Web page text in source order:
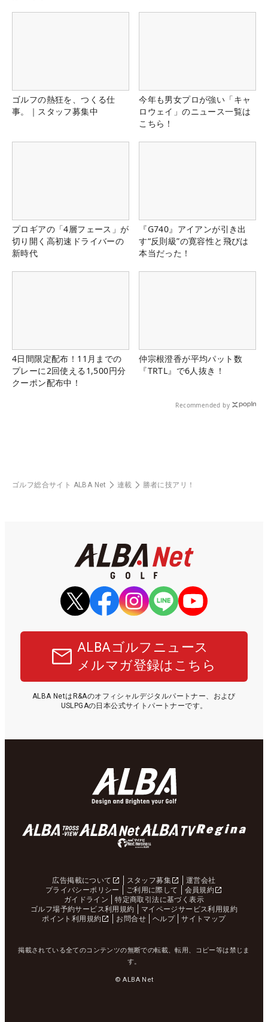
ゴルフの熱狂を、つくる仕
事。｜スタッフ募集中
今年も男女プロが強い「キャ
ロウェイ」のニュース一覧は
こちら！
プロギアの「4層フェース」が
切り開く高初速ドライバーの
新時代
『G740』アイアンが引き出
す“反則級”の寛容性と飛びは
本当だった！
4日間限定配布！11月までの
プレーに2回使える1,500円分
クーポン配布中！
仲宗根澄香が平均パット数
『TRTL』で6人抜き！
Recommended by
ゴルフ総合サイト ALBA Net 連載 勝者に技アリ！
ALBAゴルフニュース
メルマガ登録はこちら
ALBA NetはR&Aのオフィシャルデジタルパートナー、および
USLPGAの日本公式サイトパートナーです。
広告掲載について スタッフ募集
運営会社
プライバシーポリシー
ご利用に際して
会員規約
ガイドライン
特定商取引法に基づく表示
ゴルフ場予約サービス利用規約
マイページサービス利用規約
ポイント利用規約
お問合せ ヘルプ サイトマップ
掲載されている全てのコンテンツの無断での転載、転用、コピー等は禁じま
す。
© ALBA Net